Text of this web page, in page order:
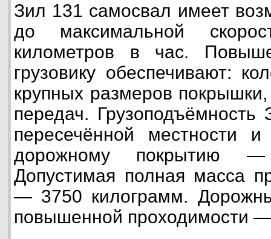
Зил 131 самосвал имеет
до максимальной
километров в час.
грузовику обеспечивают:
крупных размеров
передач.
пересечённой местности
дорожному покрытию
Допустимая полная масса
— 3750 килограмм.
повышенной проходимости